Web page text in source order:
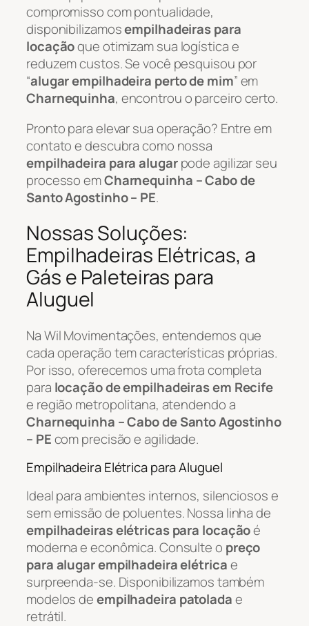
compromisso com pontualidade,
disponibilizamosempilhadeiras para
locaçãoque otimizam sua logística e
reduzem custos. Se você pesquisou por
“alugar empilhadeira perto de mim” em
Charnequinha, encontrou o parceiro certo.
Pronto para elevar sua operação? Entre em
contato e descubra como nossa
empilhadeira para alugarpode agilizar seu
processo emCharnequinha – Cabo de
Santo Agostinho – PE.
Nossas Soluções:
Empilhadeiras Elétricas, a
Gás e Paleteiras para
Aluguel
Na Wil Movimentações, entendemos que
cada operação tem características próprias.
Por isso, oferecemos uma frota completa
para locação de empilhadeiras em Recife
e região metropolitana, atendendo a
Charnequinha – Cabo de Santo Agostinho
– PEcom precisão e agilidade.
Empilhadeira Elétrica para Aluguel
Ideal para ambientes internos, silenciosos e
sem emissão de poluentes. Nossa linha de
empilhadeiras elétricas para locaçãoé
moderna e econômica. Consulte o preço
para alugar empilhadeira elétricae
surpreenda-se. Disponibilizamos também
modelos deempilhadeira patoladae
retrátil.